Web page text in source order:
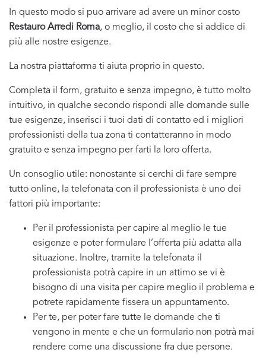
In questo modo si puo arrivare ad avere un minor costo
Restauro Arredi Roma, o meglio, il costo che si addice di
più alle nostre esigenze.
La nostra piattaforma ti aiuta proprio in questo.
Completa il form, gratuito e senza impegno, è tutto molto
intuitivo, in qualche secondo rispondi alle domande sulle
tue esigenze, inserisci i tuoi dati di contatto ed i migliori
professionisti della tua zona ti contatteranno in modo
gratuito e senza impegno per farti la loro offerta.
Un consoglio utile: nonostante si cerchi di fare sempre
tutto online, la telefonata con il professionista è uno dei
fattori più importante:
Per il professionista per capire al meglio le tue
esigenze e poter formulare l’offerta più adatta alla
situazione. Inoltre, tramite la telefonata il
professionista potrà capire in un attimo se vi è
bisogno di una visita per capire meglio il problema e
potrete rapidamente fissera un appuntamento.
Per te, per poter fare tutte le domande che ti
vengono in mente e che un formulario non potrà mai
rendere come una discussione fra due persone.